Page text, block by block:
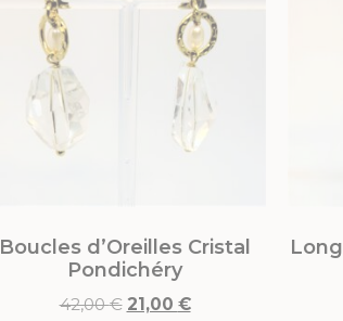
Boucles d’Oreilles Cristal
Pondichéry
42,00€ 21,00 €